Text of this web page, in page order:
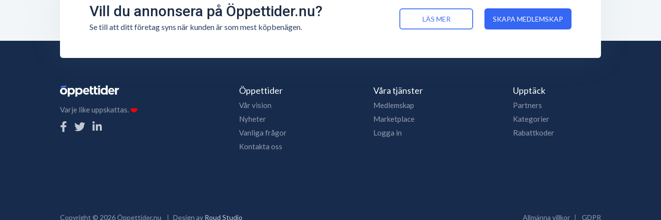
Vill du annonsera på Öppettider.nu?
Se till att ditt företag syns när kunden är som mest köpbenägen.
LÄS MER SKAPA MEDLEMSKAP
Varje like uppskattas.❤️
Öppettider
Vår vision
Nyheter
Vanliga frågor
Kontakta oss
Våra tjänster
Medlemskap
Marketplace
Logga in
Upptäck
Partners
Kategorier
Rabattkoder
Copyright © 2026Öppettider.nu Design av Roud Studio Allmänna villkor GDPR